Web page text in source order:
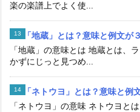
楽の楽譜上でよく使...
「地蔵」とは？意味と例文が
「地蔵」の意味とは 地蔵とは、
かずにじっと見つめ...
「ネトウヨ」とは？意味と例
「ネトウヨ」の意味 ネトウヨと